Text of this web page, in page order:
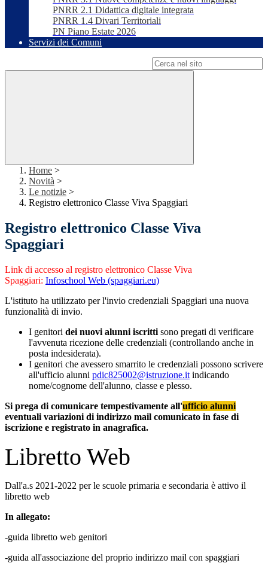
PNRR 2.1 Didattica digitale integrata
PNRR 1.4 Divari Territoriali
PN Piano Estate 2026
Servizi dei Comuni
Home >
Novità >
Le notizie >
Registro elettronico Classe Viva Spaggiari
Registro elettronico Classe Viva
Spaggiari
Link di accesso al registro elettronico Classe Viva
Spaggiari: Infoschool Web (spaggiari.eu)
L'istituto ha utilizzato per l'invio credenziali Spaggiari una nuova
funzionalità di invio.
I genitori dei nuovi alunni iscritti sono pregati di verificare
l'avvenuta ricezione delle credenziali (controllando anche in
posta indesiderata).
I genitori che avessero smarrito le credenziali possono scrivere
all'ufficio alunni pdic825002@istruzione.it indicando
nome/cognome dell'alunno, classe e plesso.
Si prega di comunicare tempestivamente all'ufficio alunni
eventuali variazioni di indirizzo mail comunicato in fase di
iscrizione e registrato in anagrafica.
Libretto Web
Dall'a.s 2021-2022 per le scuole primaria e secondaria è attivo il
libretto web
In allegato:
-guida libretto web genitori
-guida all'associazione del proprio indirizzo mail con spaggiari